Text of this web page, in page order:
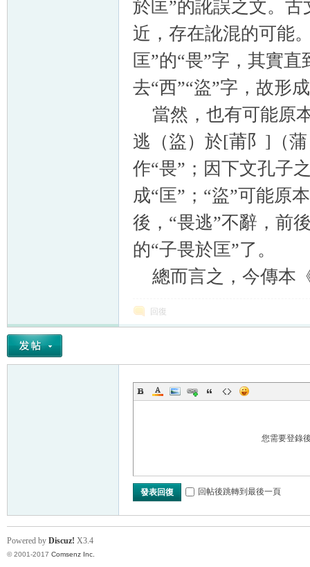
於匡”的訛誤之文。古
近，存在訛混的可能
匡”的“畏”字，其實
去“西”“盜”字，故形
當然，也有可能原
逃（盜）於[莆阝]（
作“畏”；因下文孔子
成“匡”；“盜”可能原
後，“畏逃”不辭，前
的“子畏於匡”了。
總而言之，今傳本
回復
您需要登錄
發表回復 回帖後跳轉到最後一頁
Powered by Discuz! X3.4
© 2001-2017 Comsenz Inc.